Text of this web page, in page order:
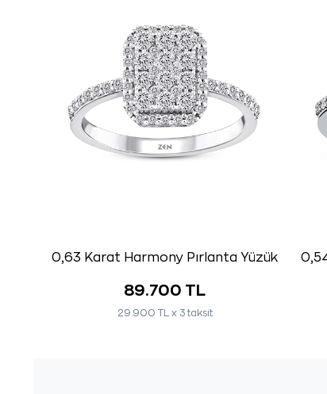
0,63 Karat Harmony Pırlanta Yüzük
89.700 TL
29.900 TL x 3 taksit